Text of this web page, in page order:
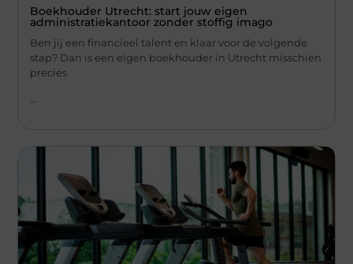
Boekhouder Utrecht: start jouw eigen
administratiekantoor zonder stoffig imago
Ben jij een financieel talent en klaar voor de volgende
stap? Dan is een eigen boekhouder in Utrecht misschien
precies